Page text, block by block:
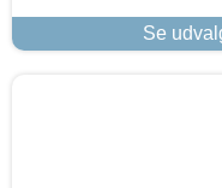
Se